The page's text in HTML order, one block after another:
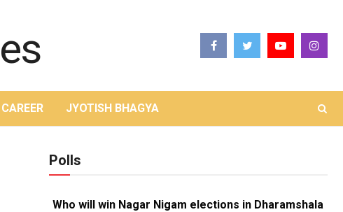
CAREER JYOTISH BHAGYA
Polls
Who will win Nagar Nigam elections in Dharamshala